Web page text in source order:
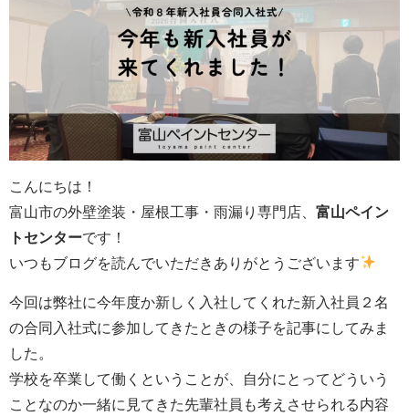
こんにちは！
富山市の外壁塗装・屋根工事・雨漏り専門店、 富山ペイン
トセンターです！
いつもブログを読んでいただきありがとうございます
今回は弊社に今年度か新しく入社してくれた新入社員２名
の合同入社式に参加してきたときの様子を記事にしてみま
した。
学校を卒業して働くということが、自分にとってどういう
ことなのか一緒に見てきた先輩社員も考えさせられる内容